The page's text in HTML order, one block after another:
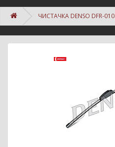
ЧИСТАЧКА DENSO DFR-010